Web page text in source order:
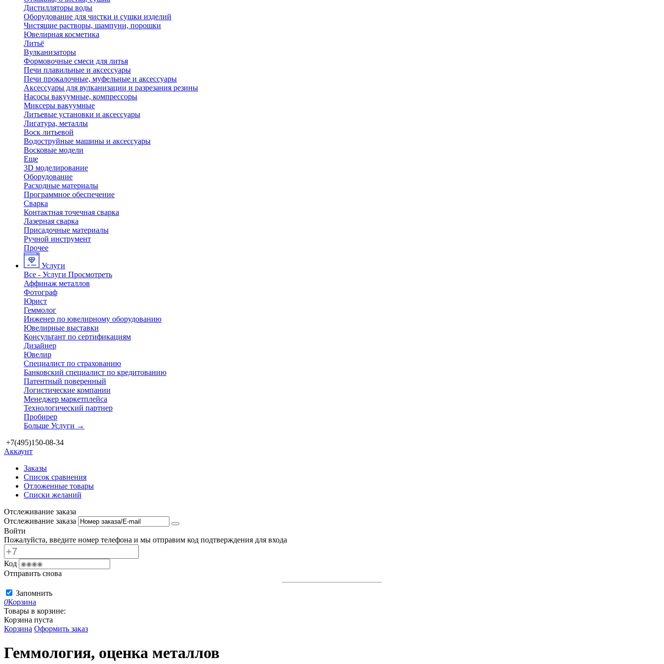
Дистилляторы воды
Оборудование для чистки и сушки изделий
Чистящие растворы, шампуни, порошки
Ювелирная косметика
Литьё
Вулканизаторы
Формовочные смеси для литья
Печи плавильные и аксессуары
Печи прокалочные, муфельные и аксессуары
Аксессуары для вулканизации и разрезания резины
Насосы вакуумные, компрессоры
Миксеры вакуумные
Литьевые установки и аксессуары
Лигатура, металлы
Воск литьевой
Водоструйные машины и аксессуары
Восковые модели
Еще
3D моделирование
Оборудование
Расходные материалы
Программное обеспечение
Сварка
Контактная точечная сварка
Лазерная сварка
Присадочные материалы
Ручной инструмент
Прочее
Услуги
Все - Услуги Просмотреть
Аффинаж металлов
Фотограф
Юрист
Геммолог
Инженер по ювелирному оборудованию
Ювелирные выставки
Консультант по сертификациям
Дизайнер
Ювелир
Специалист по страхованию
Банковский специалист по кредитованию
Патентный поверенный
Логистические компании
Менеджер маркетплейса
Технологический партнер
Пробирер
Больше Услуги →
+7(495)150-08-34
Аккаунт
Заказы
Список сравнения
Отложенные товары
Списки желаний
Отслеживание заказа
Отслеживание заказа
Войти
Пожалуйста, введите номер телефона и мы отправим код подтверждения для входа
Код
Отправить снова
Запомнить
0Корзина
Товары в корзине:
Корзина пуста
Корзина Оформить заказ
Геммология, оценка металлов